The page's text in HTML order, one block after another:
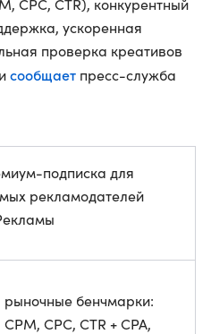
CPC, CTR), конкурентный
ускоренная
проверка креативов
сообщает пресс-служба
подписка для
рекламодателей
рыночные бенчмарки:
CPM, CPC, CTR + CPA,